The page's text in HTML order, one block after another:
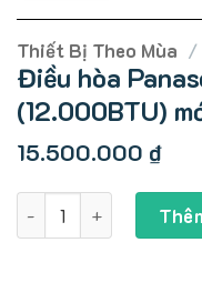
Thiết Bị Theo Mùa /
Điều hòa
(12.000BTU)
15.500.000 ₫
Điều hòa Panasonic